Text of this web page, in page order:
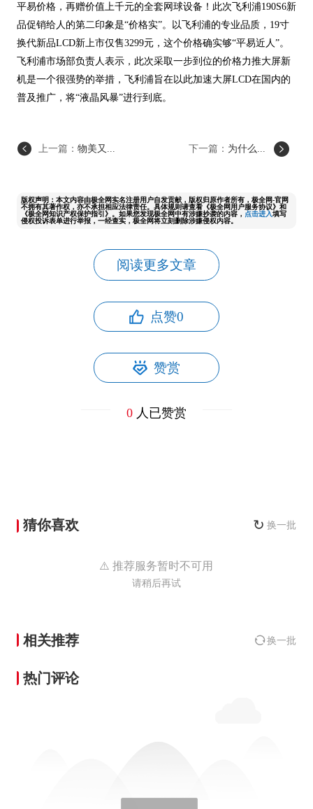
平易价格，再赠价值上千元的全套网球设备！此次飞利浦190S6新
品促销给人的第二印象是“价格实”。以飞利浦的专业品质，19寸
换代新品LCD新上市仅售3299元，这个价格确实够“平易近人”。
飞利浦市场部负责人表示，此次采取一步到位的价格力推大屏新
机是一个很强势的举措，飞利浦旨在以此加速大屏LCD在国内的
普及推广，将“液晶风暴”进行到底。
上一篇： 物美又... 下一篇： 为什么...
版权声明：本文内容由极全网实名注册用户自发贡献，版权归原作者所有，极全网-官网
不拥有其著作权，亦不承担相应法律责任。具体规则请查看《极全网用户服务协议》和
《极全网知识产权保护指引》。如果您发现极全网中有涉嫌抄袭的内容， 点击进入填写
侵权投诉表单进行举报，一经查实，极全网将立刻删除涉嫌侵权内容。
阅读更多文章
点赞0
赞赏
0人已赞赏
猜你喜欢 ↻ 换一批
⚠️ 推荐服务暂时不可用
请稍后再试
相关推荐 换一批
热门评论